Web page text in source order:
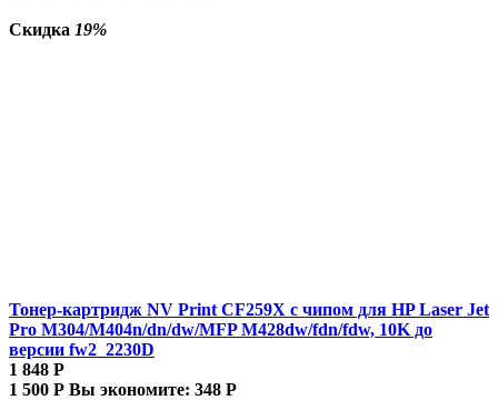
Скидка 19%
Тонер-картридж NV Print CF259X с чипом для HP Laser Jet
Pro M304/M404n/dn/dw/MFP M428dw/fdn/fdw, 10K до
версии fw2_2230D
1 848 Р
1 500 Р Вы экономите: 348 Р